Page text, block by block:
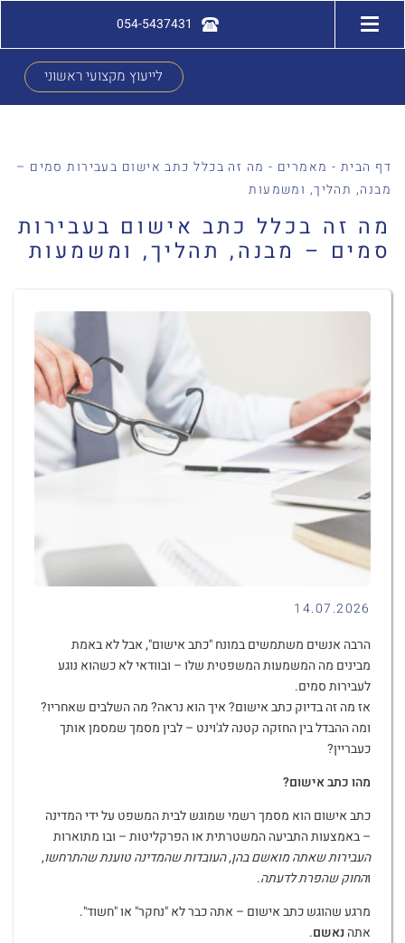
054-5437431
לייעוץ מקצועי ראשוני
דף הבית - מאמרים - מה זה בכלל כתב אישום בעבירות סמים –
מבנה, תהליך, ומשמעות
מה זה בכלל כתב אישום בעבירות
סמים – מבנה, תהליך, ומשמעות
14.07.2026
הרבה אנשים משתמשים במונח "כתב אישום", אבל לא באמת
מבינים מה המשמעות המשפטית שלו – ובוודאי לא כשהוא נוגע
לעבירות סמים.
אז מה זה בדיוק כתב אישום? איך הוא נראה? מה השלבים שאחריו?
ומה ההבדל בין החזקה קטנה לג'וינט – לבין מסמך שמסמן אותך
כעבריין?
מהו כתב אישום?
כתב אישום הוא מסמך רשמי שמוגש לבית המשפט על ידי המדינה
– באמצעות התביעה המשטרתית או הפרקליטות – ובו מתוארות
העבירות שאתה מואשם בהן,העובדות שהמדינה טוענת שהתרחשו,
והחוק שהפרת לדעתה.
מרגע שהוגש כתב אישום – אתה כבר לא "נחקר" או "חשוד".
אתהנאשם.